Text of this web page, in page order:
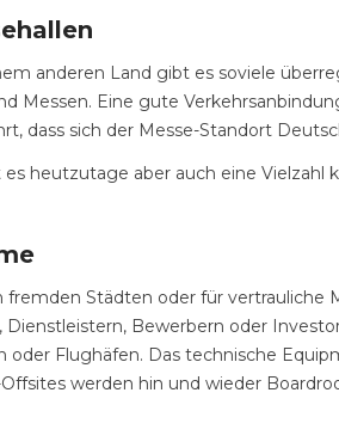
anderen Land gibt es soviele
Messen. Eine gute
dass sich der Messe-Standort
heutzutage aber auch eine
Städten oder für
Bewerbern oder
Flughäfen. Das technische
werden hin und wieder